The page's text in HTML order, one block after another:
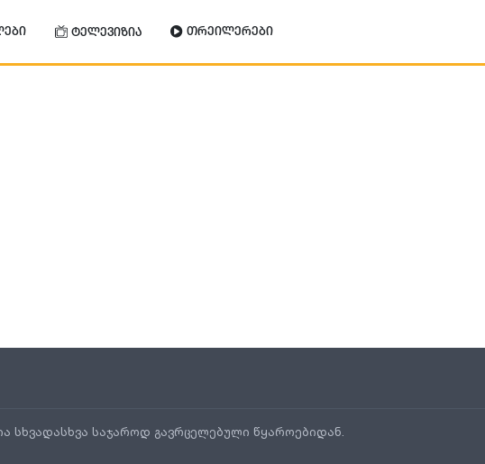
ტელევიზია თრეილერები
სხვადასხვა საჯაროდ გავრცელებული წყაროებიდან.